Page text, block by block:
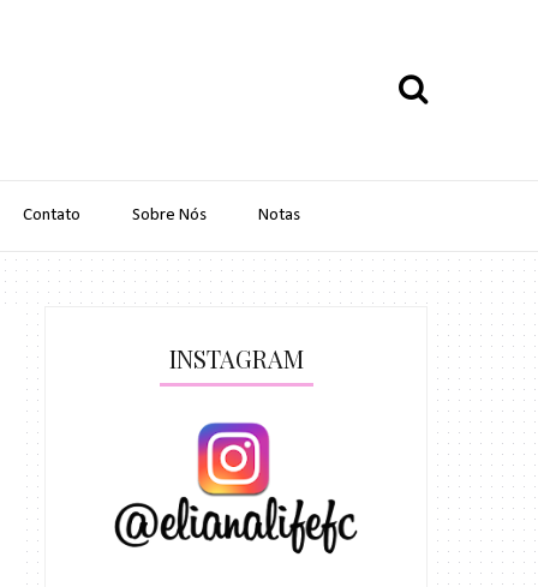
Contato Sobre Nós Notas
INSTAGRAM